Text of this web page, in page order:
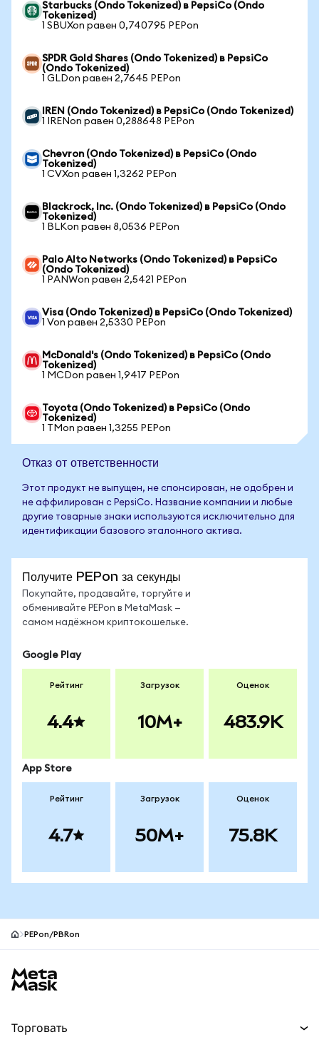
Starbucks (Ondo Tokenized) в PepsiCo (Ondo
Tokenized)
1 SBUXon равен 0,740795 PEPon
SPDR Gold Shares (Ondo Tokenized) в PepsiCo
(Ondo Tokenized)
1 GLDon равен 2,7645 PEPon
IREN (Ondo Tokenized) в PepsiCo (Ondo Tokenized)
1 IRENon равен 0,288648 PEPon
Chevron (Ondo Tokenized) в PepsiCo (Ondo
Tokenized)
1 CVXon равен 1,3262 PEPon
Blackrock, Inc. (Ondo Tokenized) в PepsiCo (Ondo
Tokenized)
1 BLKon равен 8,0536 PEPon
Palo Alto Networks (Ondo Tokenized) в PepsiCo
(Ondo Tokenized)
1 PANWon равен 2,5421 PEPon
Visa (Ondo Tokenized) в PepsiCo (Ondo Tokenized)
1 Von равен 2,5330 PEPon
McDonald's (Ondo Tokenized) в PepsiCo (Ondo
Tokenized)
1 MCDon равен 1,9417 PEPon
Toyota (Ondo Tokenized) в PepsiCo (Ondo
Tokenized)
1 TMon равен 1,3255 PEPon
Отказ от ответственности
Этот продукт не выпущен, не спонсирован, не одобрен и
не аффилирован с PepsiCo. Название компании и любые
другие товарные знаки используются исключительно для
идентификации базового эталонного актива.
Получите PEPon за секунды
Покупайте, продавайте, торгуйте и
обменивайте PEPon в MetaMask —
самом надёжном криптокошельке.
Google Play
Рейтинг
4.4
Загрузок
10M+
Оценок
483.9K
App Store
Рейтинг
4.7
Загрузок
50M+
Оценок
75.8K
PEPon/PBRon
Торговать